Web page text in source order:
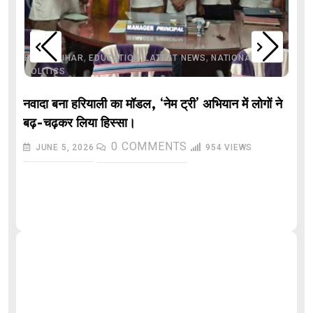
BIHAR,BIHAR, EDUCATION ,LATEST NEWS,NATIONAL
POLITICS
नवादा बना हरियाली का मॉडल, ‘नेम ट्री’ अभियान में लोगों ने
बढ़-चढ़कर लिया हिस्सा।
JUNE 5, 2026 0 COMMENTS 954 VIEWS